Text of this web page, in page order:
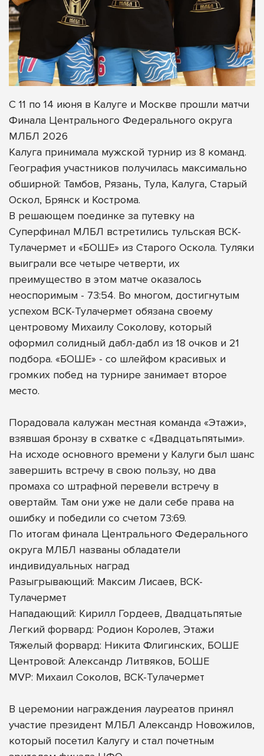
С 11 по 14 июня в Калуге и Москве прошли матчи
Финала Центрального Федерального округа
МЛБЛ 2026
Калуга принимала мужской турнир из 8 команд.
География участников получилась максимально
обширной: Тамбов, Рязань, Тула, Калуга, Старый
Оскол, Брянск и Кострома.
В решающем поединке за путевку на
Суперфинал МЛБЛ встретились тульская ВСК-
Тулачермет и «БОШЕ» из Старого Оскола. Туляки
выиграли все четыре четверти, их
преимущество в этом матче оказалось
неоспоримым - 73:54. Во многом, достигнутым
успехом ВСК-Тулачермет обязана своему
центровому Михаилу Соколову, который
оформил солидный дабл-дабл из 18 очков и 21
подбора. «БОШЕ» - со шлейфом красивых и
громких побед на турнире занимает второе
место.
Порадовала калужан местная команда «Этажи»,
взявшая бронзу в схватке с «Двадцатьпятыми».
На исходе основного времени у Калуги был шанс
завершить встречу в свою пользу, но два
промаха со штрафной перевели встречу в
овертайм. Там они уже не дали себе права на
ошибку и победили со счетом 73:69.
По итогам финала Центрального Федерального
округа МЛБЛ названы обладатели
индивидуальных наград
Разыгрывающий: Максим Лисаев, ВСК-
Тулачермет
Нападающий: Кирилл Гордеев, Двадцатьпятые
Легкий форвард: Родион Королев, Этажи
Тяжелый форвард: Никита Флигинских, БОШЕ
Центровой: Александр Литвяков, БОШЕ
MVP: Михаил Соколов, ВСК-Тулачермет
В церемонии награждения лауреатов принял
участие президент МЛБЛ Александр Новожилов,
который посетил Калугу и стал почетным